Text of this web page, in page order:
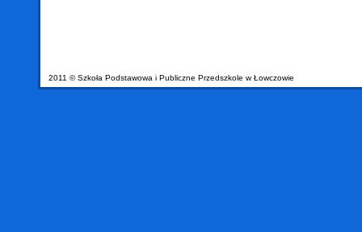
2011 © Szkoła Podstawowa i Publiczne Przedszkole w Łowczowie